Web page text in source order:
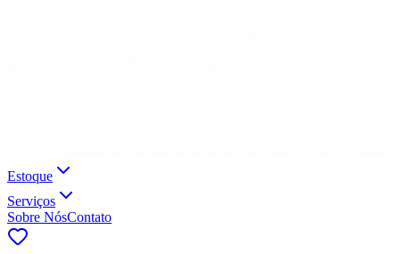
Estoque
Serviços
Sobre NósContato